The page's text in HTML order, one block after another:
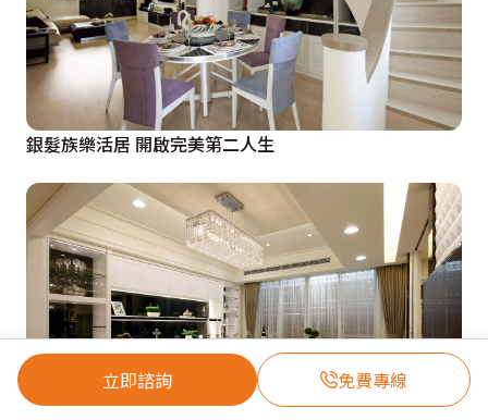
立即諮詢 免費專線
銀髮族樂活居 開啟完美第二人生